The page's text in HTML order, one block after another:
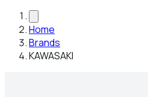
Home
Brands
KAWASAKI